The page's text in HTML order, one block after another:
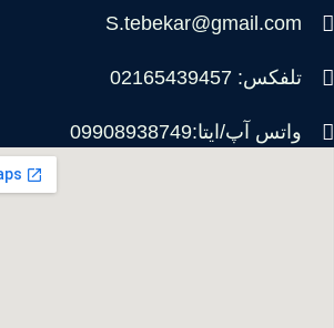
S.tebekar@gmail.com
تلفکس: 02165439457
واتس آپ/ایتا:09908938749